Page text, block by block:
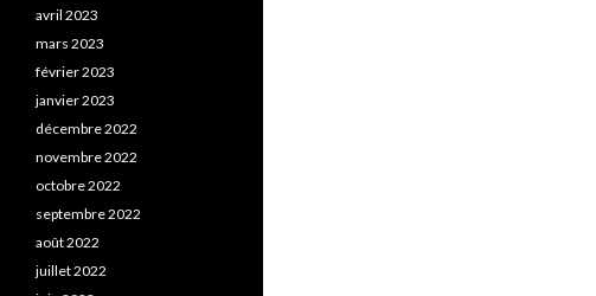
avril 2023
mars 2023
février 2023
janvier 2023
décembre 2022
novembre 2022
octobre 2022
septembre 2022
août 2022
juillet 2022